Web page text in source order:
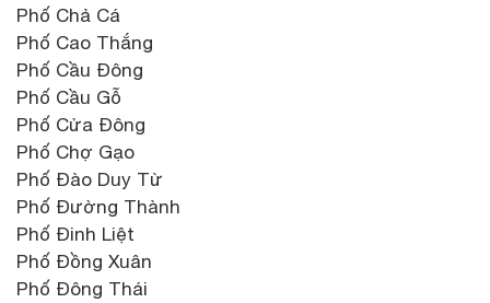
Phố Chả Cá
Phố Cao Thắng
Phố Cầu Đông
Phố Cầu Gỗ
Phố Cửa Đông
Phố Chợ Gạo
Phố Đào Duy Từ
Phố Đường Thành
Phố Đinh Liệt
Phố Đồng Xuân
Phố Đông Thái